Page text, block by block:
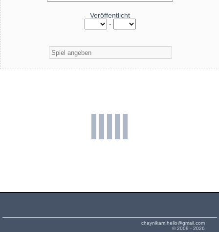
Veröffentlicht
-
chaynikam.hello@gmail.com
© 2009 - 2026